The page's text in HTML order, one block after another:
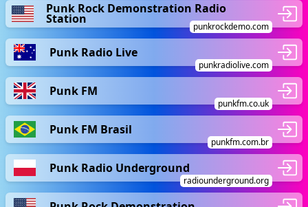
Punk Rock Demonstration Radio
Station
punkrockdemo.com
Punk Radio Live
punkradiolive.com
Punk FM
punkfm.co.uk
Punk FM Brasil
punkfm.com.br
Punk Radio Underground
radiounderground.org